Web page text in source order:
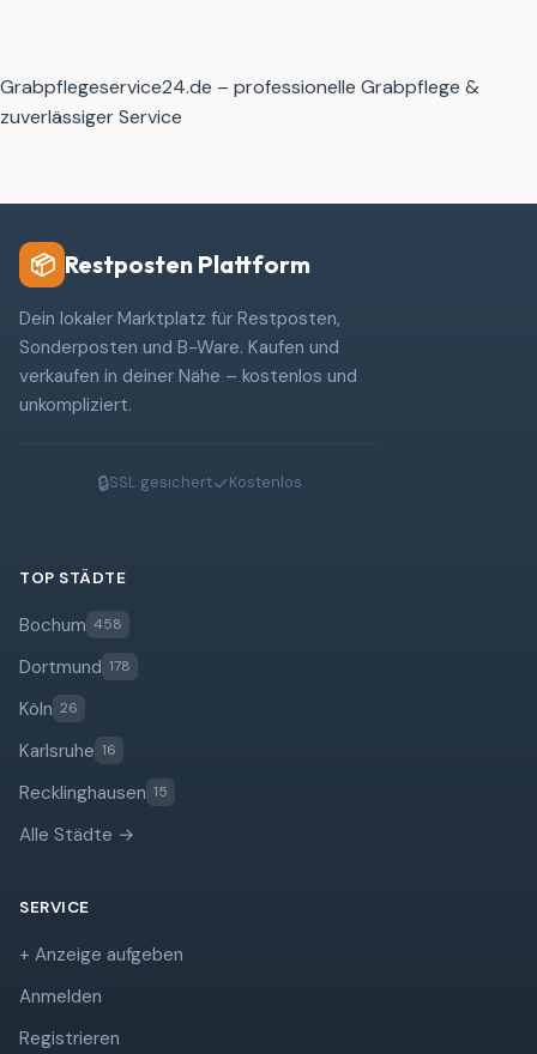
Grabpflegeservice24.de – professionelle Grabpflege &
zuverlässiger Service
📦 Restposten Plattform
Dein lokaler Marktplatz für Restposten,
Sonderposten und B-Ware. Kaufen und
verkaufen in deiner Nähe – kostenlos und
unkompliziert.
🔒SSL gesichert✓Kostenlos
TOP STÄDTE
Bochum 458
Dortmund 178
Köln 26
Karlsruhe 16
Recklinghausen 15
Alle Städte →
SERVICE
+ Anzeige aufgeben
Anmelden
Registrieren